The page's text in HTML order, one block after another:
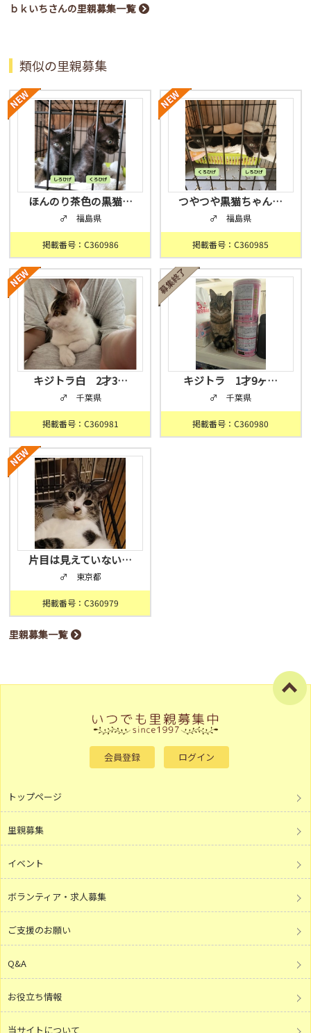
ｂｋいちさんの里親募集一覧
類似の里親募集
ほんのり茶色の黒猫…
♂ 福島県
掲載番号：C360986
つやつや黒猫ちゃん…
♂ 福島県
掲載番号：C360985
キジトラ白 2才3…
♂ 千葉県
掲載番号：C360981
キジトラ 1才9ヶ…
♂ 千葉県
掲載番号：C360980
片目は見えていない…
♂ 東京都
掲載番号：C360979
里親募集一覧
会員登録 ログイン
トップページ
里親募集
イベント
ボランティア・求人募集
ご支援のお願い
Q&A
お役立ち情報
当サイトについて